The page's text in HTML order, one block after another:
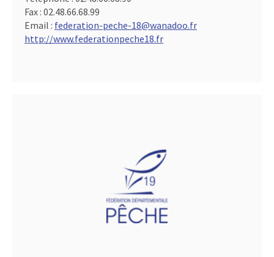
Fax : 02.48.66.68.99
Email : federation-peche-18@wanadoo.fr
http://www.federationpeche18.fr